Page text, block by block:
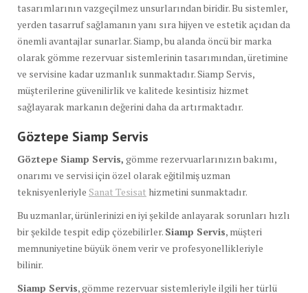
tasarımlarının vazgeçilmez unsurlarından biridir. Bu sistemler,
yerden tasarruf sağlamanın yanı sıra hijyen ve estetik açıdan da
önemli avantajlar sunarlar. Siamp, bu alanda öncü bir marka
olarak gömme rezervuar sistemlerinin tasarımından, üretimine
ve servisine kadar uzmanlık sunmaktadır. Siamp Servis,
müşterilerine güvenilirlik ve kalitede kesintisiz hizmet
sağlayarak markanın değerini daha da artırmaktadır.
Göztepe Siamp Servis
Göztepe Siamp Servis, gömme rezervuarlarınızın bakımı,
onarımı ve servisi için özel olarak eğitilmiş uzman
teknisyenleriyle Sanat Tesisat hizmetini sunmaktadır.
Bu uzmanlar, ürünlerinizi en iyi şekilde anlayarak sorunları hızlı
bir şekilde tespit edip çözebilirler. Siamp Servis, müşteri
memnuniyetine büyük önem verir ve profesyonellikleriyle
bilinir.
Siamp Servis, gömme rezervuar sistemleriyle ilgili her türlü